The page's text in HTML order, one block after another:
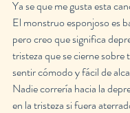
Ya se que me gusta esta
El monstruo esponjoso es
pero creo que significa
tristeza que se cierne sobre
sentir cómodo y fácil de
Nadie correría hacia la
en la tristeza si fuera